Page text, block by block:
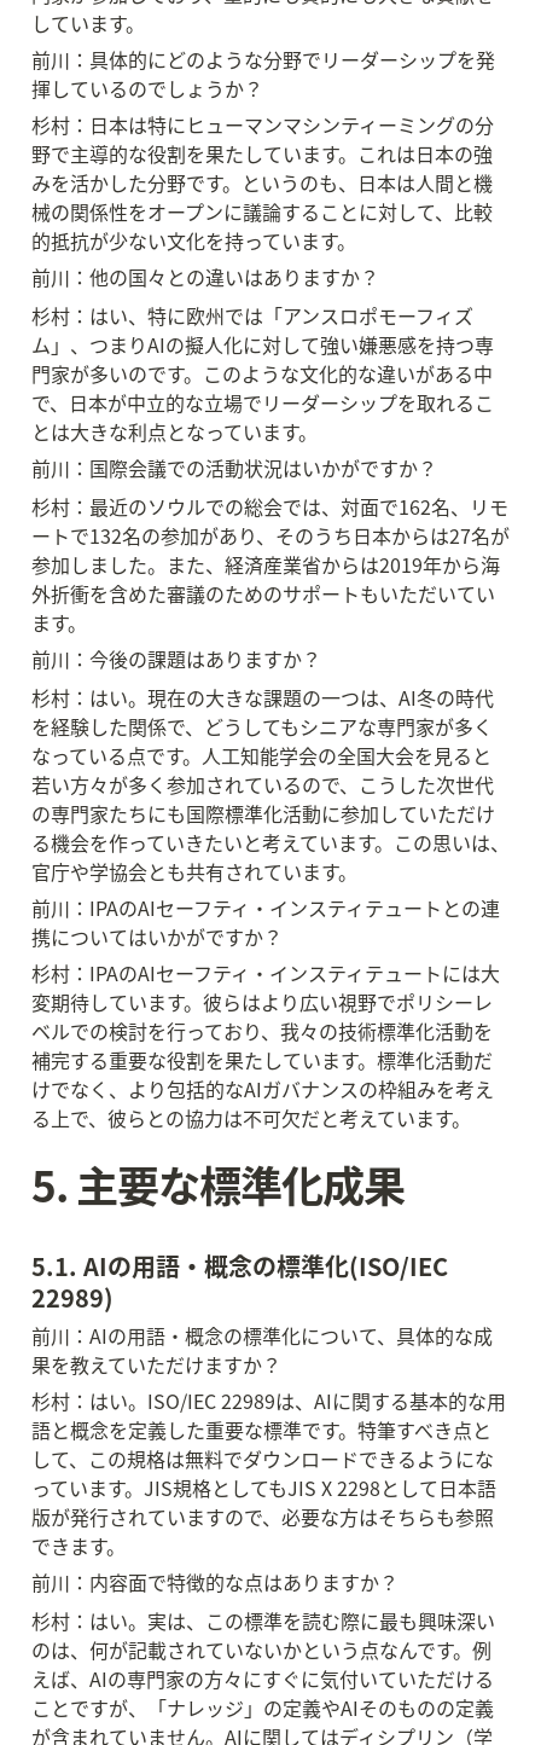
しています。
前川：具体的にどのような分野でリーダーシップを発
揮しているのでしょうか？
杉村：日本は特にヒューマンマシンティーミングの分
野で主導的な役割を果たしています。これは日本の強
みを活かした分野です。というのも、日本は人間と機
械の関係性をオープンに議論することに対して、比較
的抵抗が少ない文化を持っています。
前川：他の国々との違いはありますか？
杉村：はい、特に欧州では「アンスロポモーフィズ
ム」、つまりAIの擬人化に対して強い嫌悪感を持つ専
門家が多いのです。このような文化的な違いがある中
で、日本が中立的な立場でリーダーシップを取れるこ
とは大きな利点となっています。
前川：国際会議での活動状況はいかがですか？
杉村：最近のソウルでの総会では、対面で162名、リモ
ートで132名の参加があり、そのうち日本からは27名が
参加しました。また、経済産業省からは2019年から海
外折衝を含めた審議のためのサポートもいただいてい
ます。
前川：今後の課題はありますか？
杉村：はい。現在の大きな課題の一つは、AI冬の時代
を経験した関係で、どうしてもシニアな専門家が多く
なっている点です。人工知能学会の全国大会を見ると
若い方々が多く参加されているので、こうした次世代
の専門家たちにも国際標準化活動に参加していただけ
る機会を作っていきたいと考えています。この思いは、
官庁や学協会とも共有されています。
前川：IPAのAIセーフティ・インスティテュートとの連
携についてはいかがですか？
杉村：IPAのAIセーフティ・インスティテュートには大
変期待しています。彼らはより広い視野でポリシーレ
ベルでの検討を行っており、我々の技術標準化活動を
補完する重要な役割を果たしています。標準化活動だ
けでなく、より包括的なAIガバナンスの枠組みを考え
る上で、彼らとの協力は不可欠だと考えています。
5. 主要な標準化成果
5.1. AIの用語・概念の標準化(ISO/IEC
22989)
前川：AIの用語・概念の標準化について、具体的な成
果を教えていただけますか？
杉村：はい。ISO/IEC 22989は、AIに関する基本的な用
語と概念を定義した重要な標準です。特筆すべき点と
して、この規格は無料でダウンロードできるようにな
っています。JIS規格としてもJIS X 2298として日本語
版が発行されていますので、必要な方はそちらも参照
できます。
前川：内容面で特徴的な点はありますか？
杉村：はい。実は、この標準を読む際に最も興味深い
のは、何が記載されていないかという点なんです。例
えば、AIの専門家の方々にすぐに気付いていただける
ことですが、「ナレッジ」の定義やAIそのものの定義
が含まれていません。AIに関してはディシプリン（学